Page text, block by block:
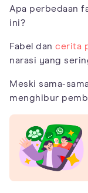
Apa perbedaan
ini?
Fabel dan cerita
narasi yang
Meski sama-
menghibur